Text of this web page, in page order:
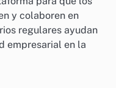
y colaboren en
regulares ayudan
empresarial en la